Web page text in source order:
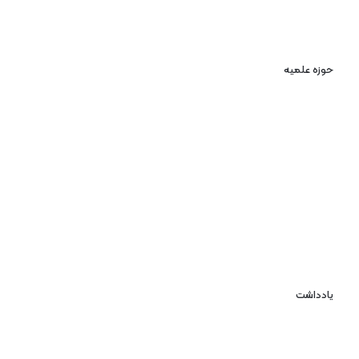
حوزه علمیه
یادداشت